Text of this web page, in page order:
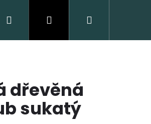
Přihlášení
dřevěná
sukatý